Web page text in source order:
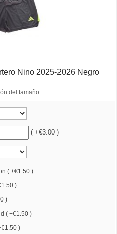
Nino 2025-2026 Negro
del tamaño
( +€3.00 )
( +€1.50 )
)
)
( +€1.50 )
)